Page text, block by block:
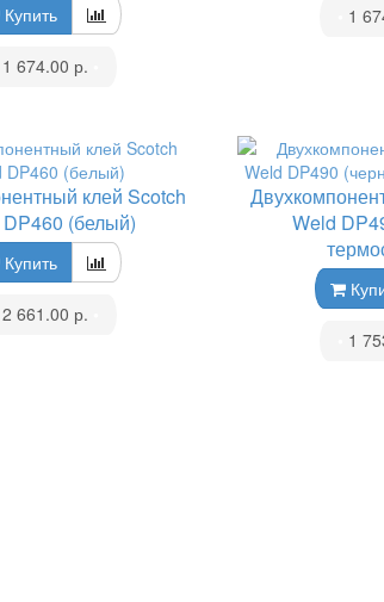
Купить
1 674.00 р.
1
клей Scotch
(белый)
Купить
2 661.00 р.
Weld
1